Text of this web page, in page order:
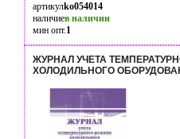
артикулko054014
наличиев наличии
мин опт.1
ЖУРНАЛ УЧЕТА
ХОЛОДИЛЬНОГО